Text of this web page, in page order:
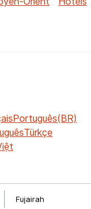
Português(BR)
Türkçe
Fujairah